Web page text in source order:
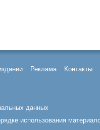
Реклама Контакты
данных
использования